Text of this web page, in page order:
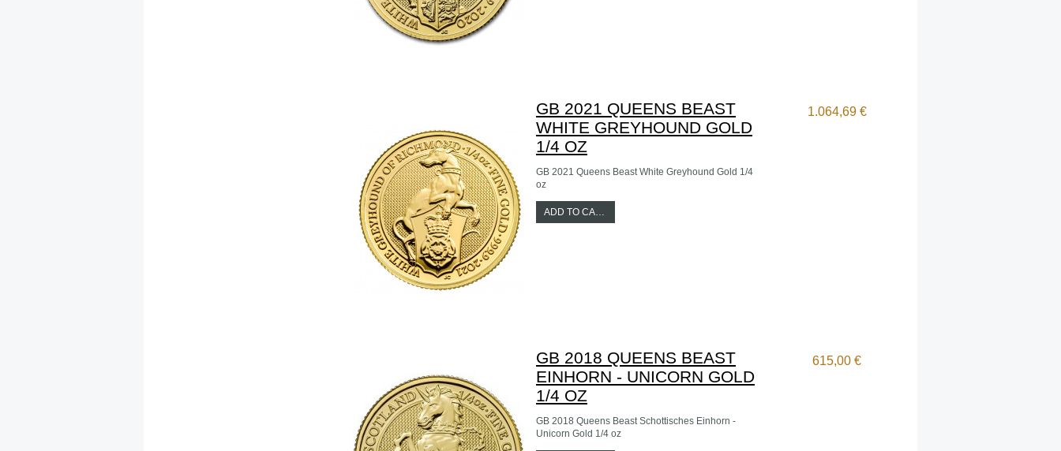
GB 2021 QUEENS BEAST
WHITE GREYHOUND GOLD
1/4 OZ
GB 2021 Queens Beast White Greyhound Gold 1/4
oz
ADD TO CART
1.064,69 €
GB 2018 QUEENS BEAST
EINHORN - UNICORN GOLD
1/4 OZ
GB 2018 Queens Beast Schottisches Einhorn -
Unicorn Gold 1/4 oz
615,00 €